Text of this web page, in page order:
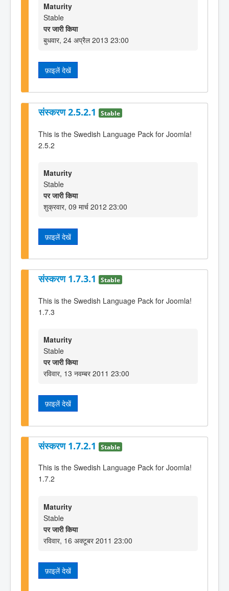
Maturity
Stable
पर जारी किया
बुधवार, 24 अप्रैल 2013 23:00
फ़ाइलें देखें
संस्करण 2.5.2.1 Stable
This is the Swedish Language Pack for Joomla!
2.5.2
Maturity
Stable
पर जारी किया
शुक्रवार, 09 मार्च 2012 23:00
फ़ाइलें देखें
संस्करण 1.7.3.1 Stable
This is the Swedish Language Pack for Joomla!
1.7.3
Maturity
Stable
पर जारी किया
रविवार, 13 नवम्बर 2011 23:00
फ़ाइलें देखें
संस्करण 1.7.2.1 Stable
This is the Swedish Language Pack for Joomla!
1.7.2
Maturity
Stable
पर जारी किया
रविवार, 16 अक्टूबर 2011 23:00
फ़ाइलें देखें